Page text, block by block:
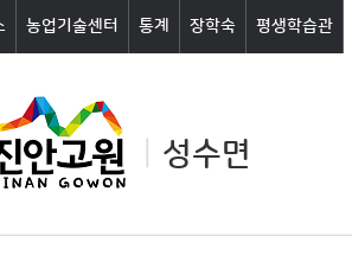
농업기술센터 통계 장학숙 평생학습관
성수면